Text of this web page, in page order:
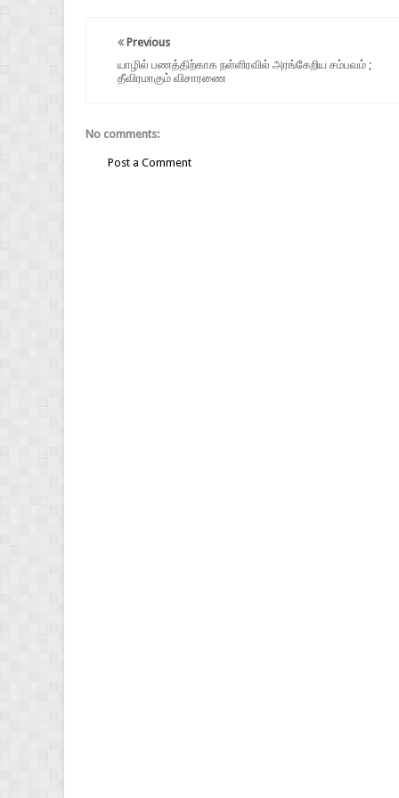
Previous
யாழில் பணத்திற்காக நள்ளிரவில் அரங்கேறிய சம்பவம் ;
தீவிரமாகும் விசாரணை
No comments:
Post a Comment